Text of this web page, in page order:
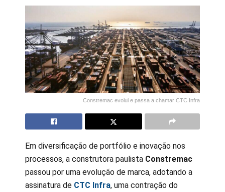
Constremac evolui e passa a chamar CTC Infra
Em diversificação de portfólio e inovação nos
processos, a construtora paulista Constremac
passou por uma evolução de marca, adotando a
assinatura de CTC Infra, uma contração do